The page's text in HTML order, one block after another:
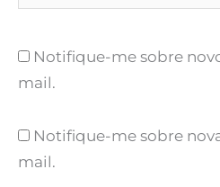
Notifique-me sobre
mail.
Notifique-me sobre
mail.